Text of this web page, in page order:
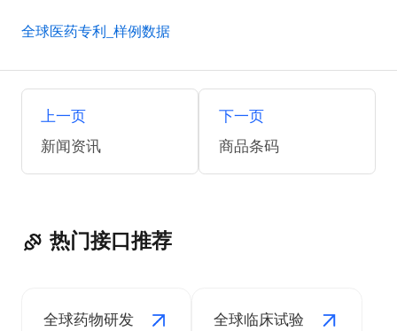
全球医药专利_样例数据
上一页
新闻资讯
下一页
商品条码
热门接口推荐
全球药物研发 全球临床试验